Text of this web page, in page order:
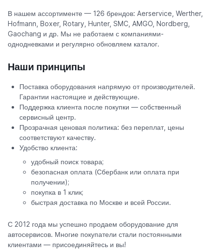
В нашем ассортименте — 126 брендов: Aerservice, Werther,
Hofmann, Boxer, Rotary, Hunter, SMC, AMGO, Nordberg,
Gaochang и др. Мы не работаем с компаниями-
однодневками и регулярно обновляем каталог.
Наши принципы
Поставка оборудования напрямую от производителей.
Гарантии настоящие и действующие.
Поддержка клиента после покупки — собственный
сервисный центр.
Прозрачная ценовая политика: без переплат, цены
соответствуют качеству.
Удобство клиента:
удобный поиск товара;
безопасная оплата (Сбербанк или оплата при
получении);
покупка в 1 клик;
быстрая доставка по Москве и всей России.
С 2012 года мы успешно продаем оборудование для
автосервисов. Многие покупатели стали постоянными
клиентами — присоединяйтесь и вы!